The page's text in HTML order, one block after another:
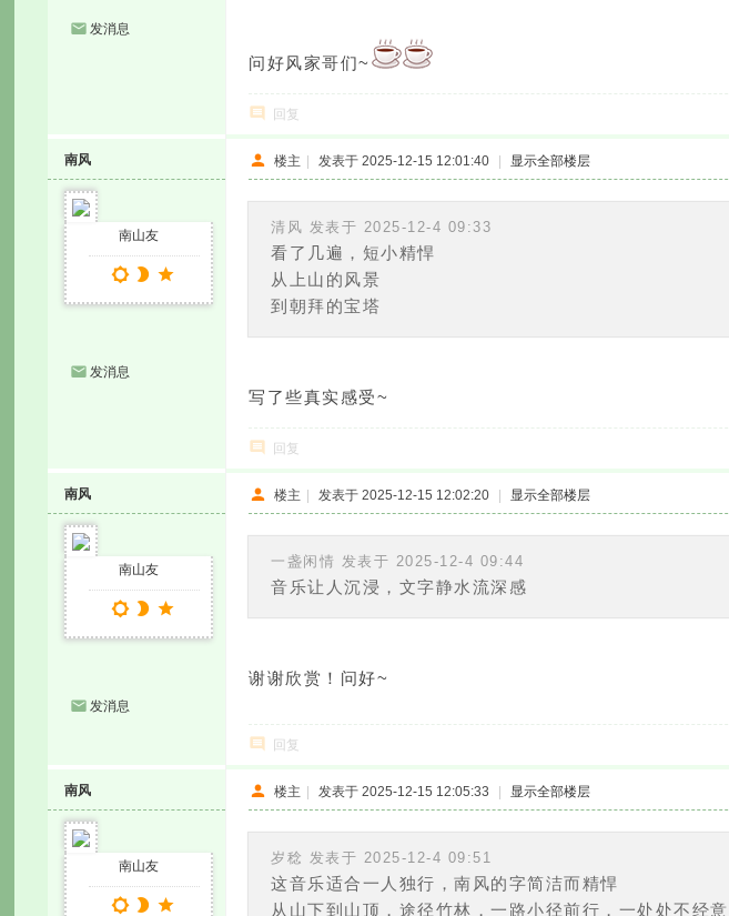
发消息
问好风家哥们~
回复
南风
南山友
发消息
楼主 | 发表于 2025-12-15 12:01:40 | 显示全部楼层
清风 发表于 2025-12-4 09:33
看了几遍，短小精悍
从上山的风景
到朝拜的宝塔
写了些真实感受~
回复
南风
南山友
发消息
楼主 | 发表于 2025-12-15 12:02:20 | 显示全部楼层
一盏闲情 发表于 2025-12-4 09:44
音乐让人沉浸，文字静水流深感
谢谢欣赏！问好~
回复
南风
南山友
楼主 | 发表于 2025-12-15 12:05:33 | 显示全部楼层
岁稔 发表于 2025-12-4 09:51
这音乐适合一人独行，南风的字简洁而精悍
从山下到山顶，途径竹林，一路小径前行，一处处不经